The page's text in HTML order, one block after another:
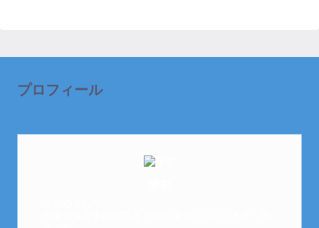
プロフィール